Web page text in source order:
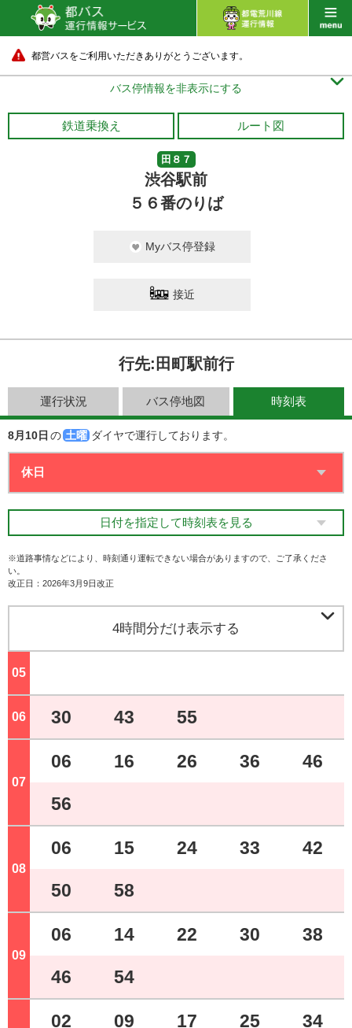
都営バスをご利用いただきありがとうございます。
バス停情報を非表示にする 
鉄道乗換え ルート図
田８７
渋谷駅前
５６番のりば
Myバス停登録
接近
行先:田町駅前行
運行状況 バス停地図 時刻表
8月10日 の 土曜 ダイヤで運行しております。
日付を指定して時刻表を見る
※道路事情などにより、時刻通り運転できない場合がありますので、ご了承くださ
い。
改正日：2026年3月9日改正
4時間分だけ表示する 
05
06 30 43 55
07
06 16 26 36 46
56
08
06 15 24 33 42
50 58
09
06 14 22 30 38
46 54
02 09 17 25 34